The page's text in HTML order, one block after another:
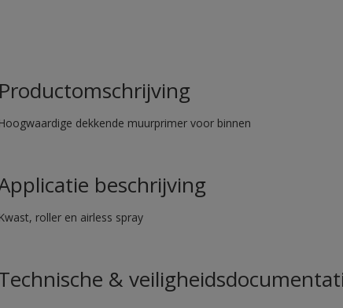
Productomschrijving
Hoogwaardige dekkende muurprimer voor binnen
beschrijving
Kwast, roller en airless spray
&